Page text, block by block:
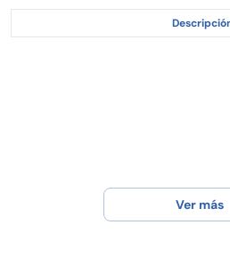
Ver más